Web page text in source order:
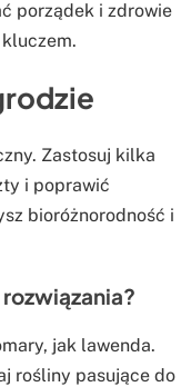
porządek i zdrowie
Zastosuj kilka
i poprawić
bioróżnorodność i
jak lawenda.
rośliny pasujące do